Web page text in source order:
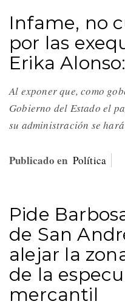
Infame, no
por las
Erika
Al exponer que, como
Gobierno del Estado el
su administración se
Publicado en Política
Pide
de San
alejar la
de la
mercantil